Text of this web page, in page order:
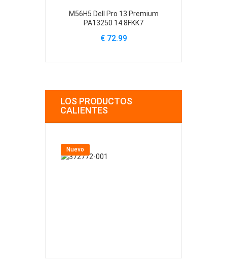
M56H5 Dell Pro 13 Premium
PA13250 14 8FKK7
€ 72.99
LOS PRODUCTOS
CALIENTES
Nuevo